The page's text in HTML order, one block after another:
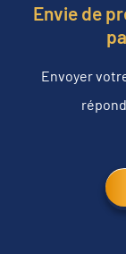
Envie de
Envoyer